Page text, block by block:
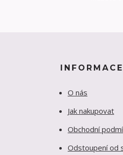
INFORMACE
O nás
Jak nakupovat
Obchodní
Odstoupení od